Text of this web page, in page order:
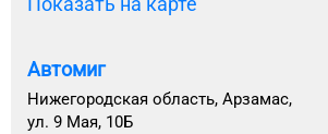
Автомиг
Нижегородская область, Арзамас,
ул. 9 Мая, 10Б